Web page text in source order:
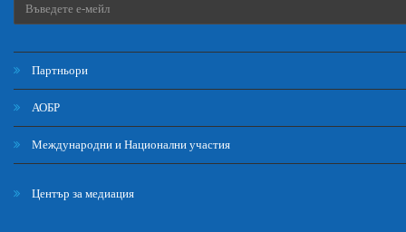
Партньори
АОБР
Международни и Национални участия
Център за медиация